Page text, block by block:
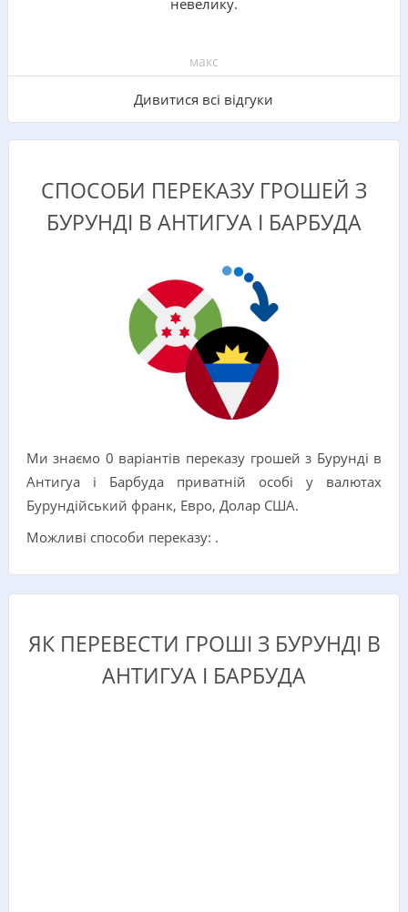
невелику.
макс
Дивитися всі відгуки
СПОСОБИ ПЕРЕКАЗУ ГРОШЕЙ З
БУРУНДІ В АНТИГУА І БАРБУДА
Ми знаємо 0 варіантів переказу грошей з Бурунді в
Антигуа і Барбуда приватній особі у валютах
Бурундійський франк, Евро, Долар США.
Можливі способи переказу: .
ЯК ПЕРЕВЕСТИ ГРОШІ З БУРУНДІ В
АНТИГУА І БАРБУДА